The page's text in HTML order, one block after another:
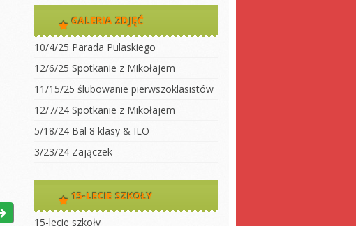
2025/2026
Statut szkoły
“Ogniwo”
Dokumenty do
15-lecie szkoły
Klasa 1B
Klasa 2
Klasa 3A
Klasa 3 B
Klasa 5
Klasa 6
Klasa 8
LO 1
Egzaminy z
dwujęzyczności
GALERIA ZDJĘĆ
10/4/25 Parada Pulaskiego
12/6/25 Spotkanie z Mikołajem
11/15/25 ślubowanie pierwszoklasistów
12/7/24 Spotkanie z Mikołajem
5/18/24 Bal 8 klasy & ILO
3/23/24 Zajączek
15-LECIE SZKOŁY
15-lecie szkoły